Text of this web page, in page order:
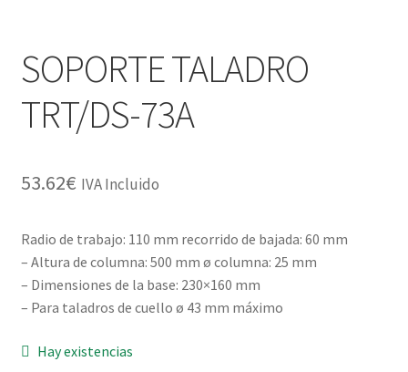
Protección Laboral
Contacto
SOPORTE TALADRO
TRT/DS-73A
53.62€ IVA Incluido
Radio de trabajo: 110 mm recorrido de bajada: 60 mm
– Altura de columna: 500 mm ø columna: 25 mm
– Dimensiones de la base: 230×160 mm
– Para taladros de cuello ø 43 mm máximo
Hay existencias